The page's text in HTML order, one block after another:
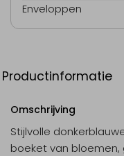
Enveloppen
Productinformatie
Omschrijving
Stijlvolle
boeket van